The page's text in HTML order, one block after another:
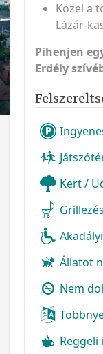
Közel a
Lázár-
Pihenjen
Erdély
Kert /
Állatot
Nem
Reggeli